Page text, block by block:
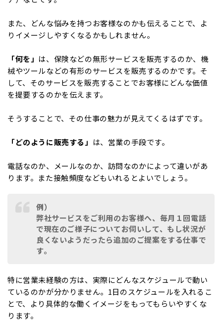
また、どんな悩みを持つお客様なのかも伝えることで、よ
りイメージしやすくなるかもしれません。
「何を」 は、保険などの無形サービスを販売するのか、機
械やツールなどの有形のサービスを販売するのかです。そ
して、そのサービスを販売することでお客様にどんな価値
を提要するのかを伝えます。
そうすることで、その仕事の魅力が見えてくるはずです。
「どのように販売する」 は、営業の手段です。
電話なのか、メールなのか、訪問なのかによって違いがあ
ります。また接触頻度などもいれるとよいでしょう。
例）
弊社サービスをご利用のお客様へ、毎月１回電話
で現在のご様子についてお伺いして、もし状況が
良くないようだったら追加のご提案をする仕事で
す。
特に営業未経験の方は、実際にどんなスケジュールで動い
ているのかが分かりません。1日のスケジュールを入れるこ
とで、より具体的な働くイメージをもってもらいやすくな
ります。